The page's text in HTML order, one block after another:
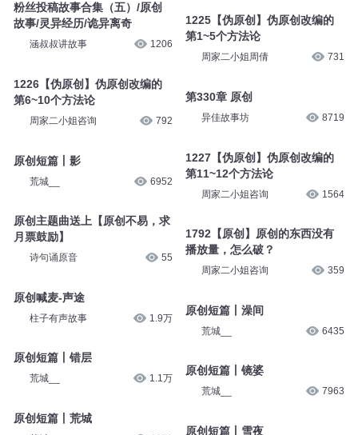
粉丝投稿故事合集（五）/原创
故事/灵异经历/诡异离奇
涵叔叔讲故事 1206
1226【伪原创】伪原创改编的
第6~10个方法论
周家二小姐咨询 792
原创短篇丨影
荒城__ 6952
原创主题曲送上【原创不易，求
月票鼓励】
诗句诵原音 55
原创喊麦-声途
柱子有声故事 1.9万
原创短篇丨错层
荒城__ 1.1万
原创短篇丨荒城
1225【伪原创】伪原创改编的
第1~5个方法论
周家二小姐周倩 731
第330章 原创
异佳故事坊 8719
1227【伪原创】伪原创改编的
第11~12个方法论
周家二小姐咨询 1564
1792【原创】原创的东西没有
播放量，怎么破？
周家二小姐咨询 359
原创短篇丨澡间
荒城__ 6435
原创短篇丨镜婆
荒城__ 7963
原创短篇丨雪夜